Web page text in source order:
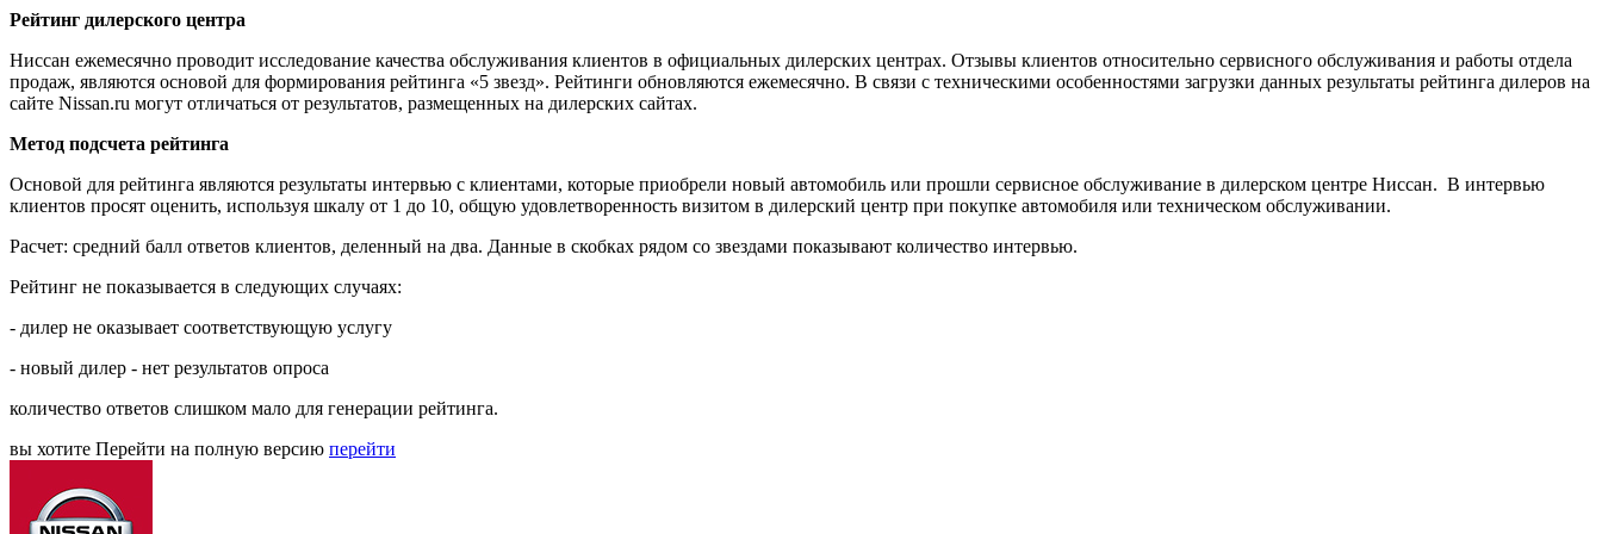
Рейтинг дилерского центра
Ниссан ежемесячно проводит исследование качества обслуживания клиентов в официальных дилерских центрах. Отзывы клиентов относительно сервисного обслуживания и работы отдела
продаж, являются основой для формирования рейтинга «5 звезд». Рейтинги обновляются ежемесячно. В связи с техническими особенностями загрузки данных результаты рейтинга дилеров на
сайте Nissan.ru могут отличаться от результатов, размещенных на дилерских сайтах.
Метод подсчета рейтинга
Основой для рейтинга являются результаты интервью с клиентами, которые приобрели новый автомобиль или прошли сервисное обслуживание в дилерском центре Ниссан. В интервью
клиентов просят оценить, используя шкалу от 1 до 10, общую удовлетворенность визитом в дилерский центр при покупке автомобиля или техническом обслуживании.
Расчет: средний балл ответов клиентов, деленный на два. Данные в скобках рядом со звездами показывают количество интервью.
Рейтинг не показывается в следующих случаях:
- дилер не оказывает соответствующую услугу
- новый дилер - нет результатов опроса
количество ответов слишком мало для генерации рейтинга.
вы хотите Перейти на полную версию перейти